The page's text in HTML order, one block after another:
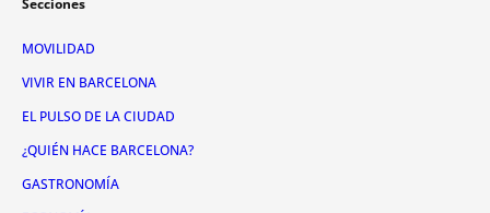
MOVILIDAD
VIVIR EN BARCELONA
EL PULSO DE LA CIUDAD
¿QUIÉN HACE BARCELONA?
GASTRONOMÍA